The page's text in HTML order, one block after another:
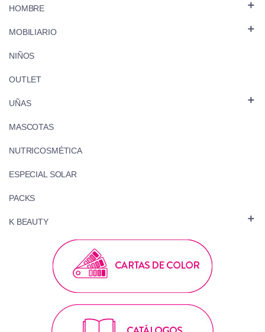
HOMBRE 
MOBILIARIO 
NIÑOS
OUTLET
UÑAS 
MASCOTAS
NUTRICOSMÉTICA
ESPECIAL SOLAR
PACKS
K BEAUTY 